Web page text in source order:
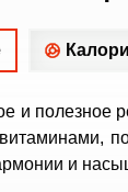
и полезное
и